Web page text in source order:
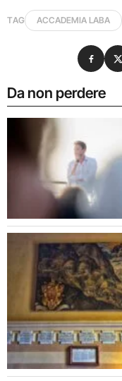
TAG ACCADEMIA LABA
Da non perdere